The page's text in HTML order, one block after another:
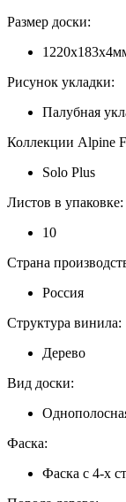
Размер доски:
Рисунок укладки:
Палубная
Коллекции Alpine
Solo Plus
Листов в упаковке:
10
Страна
Россия
Структура винила:
Дерево
Вид доски:
Фаска:
Фаска с 4-х